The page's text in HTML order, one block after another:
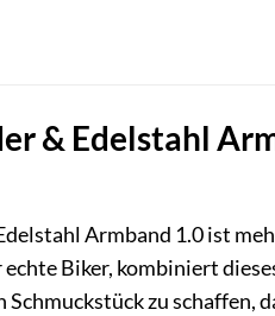
& Edelstahl
Armband 1.0 ist
Biker, kombiniert
Schmuckstück zu schaffen,